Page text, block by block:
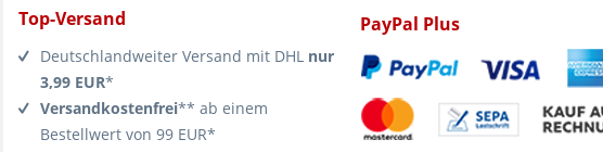
Top-Versand
Deutschlandweiter Versand mit DHL nur
3,99 EUR*
Versandkostenfrei** ab einem
Bestellwert von 99 EUR*
PayPal Plus